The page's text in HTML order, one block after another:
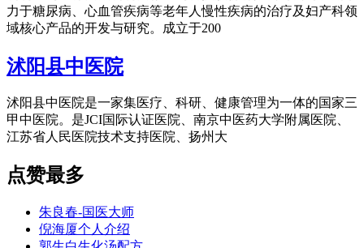
力于糖尿病、心血管疾病等老年人慢性疾病的治疗及妇产科领
域核心产品的开发与研究。成立于200
沭阳县中医院
沭阳县中医院是一家集医疗、科研、健康管理为一体的国家三
甲中医院。是JCI国际认证医院、南京中医药大学附属医院、
江苏省人民医院技术支持医院、扬州大
点赞最多
朱良春-国医大师
倪海厦个人介绍